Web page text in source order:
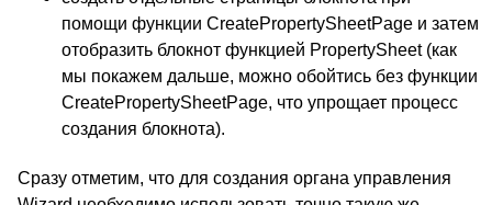
помощи функции CreatePropertySheetPage и затем
отобразить блокнот функцией PropertySheet (как
мы покажем дальше, можно обойтись без функции
CreatePropertySheetPage, что упрощает процесс
создания блокнота).
Сразу отметим, что для создания органа управления